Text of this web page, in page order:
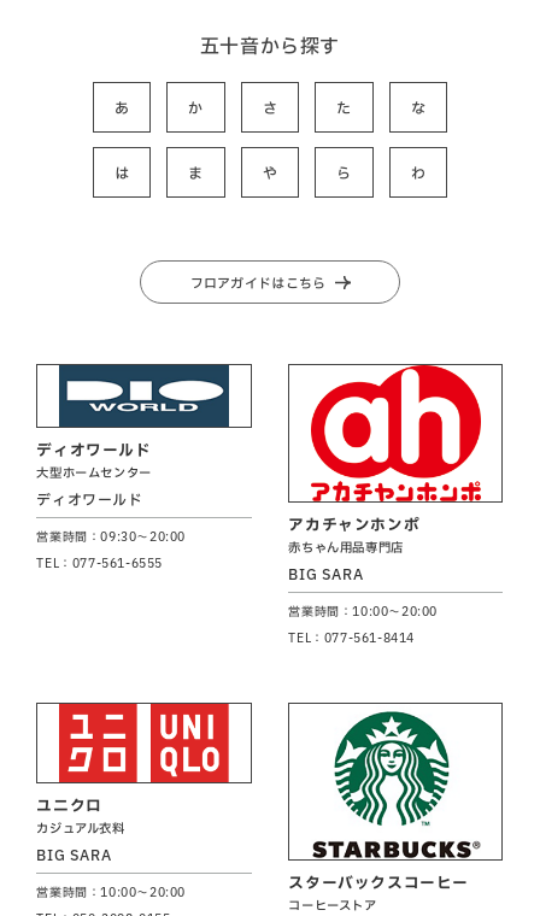
五十音から探す
あ か さ た な
は ま や ら わ
フロアガイドはこちら
ディオワールド
大型ホームセンター
ディオワールド
営業時間：09:30～20:00
TEL：077-561-6555
アカチャンホンポ
赤ちゃん用品専門店
BIG SARA
営業時間：10:00～20:00
TEL：077-561-8414
ユニクロ
カジュアル衣料
BIG SARA
営業時間：10:00～20:00
スターバックスコーヒー
コーヒーストア